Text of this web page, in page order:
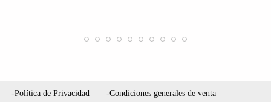
-Política de Privacidad -Condiciones generales de venta